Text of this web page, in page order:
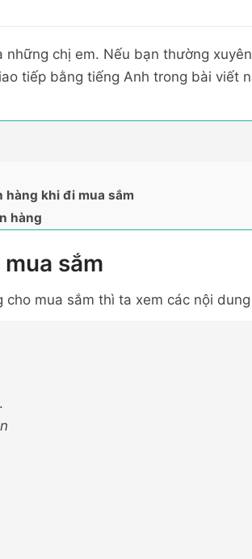
những chị em. Nếu bạn thường
tiếp bằng tiếng Anh trong bài viết
hàng khi đi mua sắm
hàng
sắm
mua sắm thì ta xem các nội